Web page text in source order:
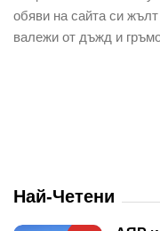
обяви на сайта си
валежи от дъжд и
Най-Четени